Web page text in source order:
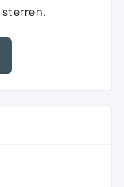
sterren.